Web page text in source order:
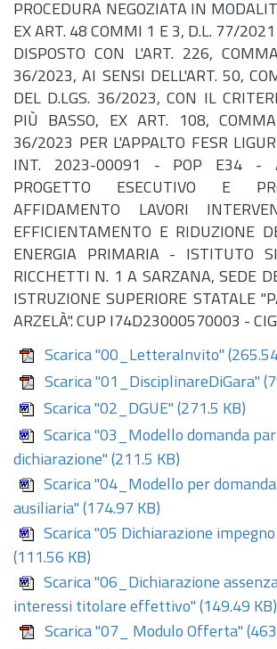
PROCEDURA NEGOZIATA IN
EX ART. 48 COMMI 1 E 3, D.L. 77/2021
DISPOSTO CON L'ART. 226,
36/2023, AI SENSI DELL'ART. 50,
DEL D.LGS. 36/2023, CON IL
PIÙ BASSO, EX ART. 108,
36/2023 PER L'APPALTO FESR
INT. 2023-00091 - POP E34 -
PROGETTO ESECUTIVO E
AFFIDAMENTO LAVORI
EFFICIENTAMENTO E RIDUZIONE
ENERGIA PRIMARIA - ISTITUTO
RICCHETTI N. 1 A SARZANA, SEDE
ISTRUZIONE SUPERIORE STATALE
ARZELÀ". CUP I74D23000570003 -
Scarica "00_LetteraInvito"
Scarica "01_DisciplinareDiGara"
Scarica "02_DGUE" (271.5 KB)
Scarica "03_Modello domanda
dichiarazione" (211.5 KB)
Scarica "04_Modello per
ausiliaria" (174.97 KB)
Scarica "05 Dichiarazione
(111.56 KB)
Scarica "06_Dichiarazione
interessi titolare effettivo" (149.49 KB)
Scarica "07_ Modulo Offerta"